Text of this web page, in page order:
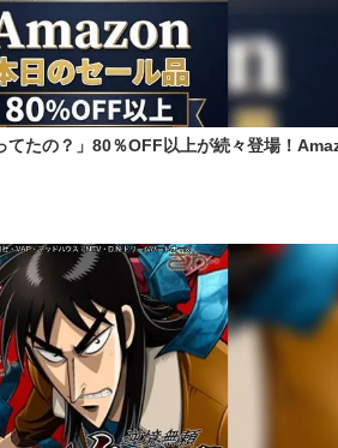
てたの？」80％OFF以上が続々登場！